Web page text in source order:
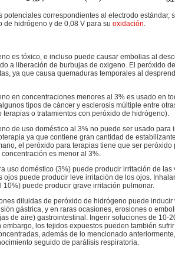
potenciales correspondientes al electrodo estándar,
de hidrógeno y de 0,08 V para su oxidación.
es tóxico, e incluso puede causar embolias al
a liberación de burbujas de oxigeno. El peróxido
ya que causa quemaduras temporales al
en concentraciones menores al 3% es usado en
tipos de cáncer y esclerosis múltiple entre
terapias o tratamientos con peróxido de hidrógeno).
de uso doméstico al 3% no puede ser usado para
ya que contiene gran cantidad de
el peróxido para terapias tiene que ser
es menor al 3%.
uso doméstico (3%) puede producir irritación de
ojos puede producir leve irritación de los ojos.
10%) puede producir grave irritación pulmonar.
diluidas de peróxido de hidrógeno puede inducir
gástrica, y en raras ocasiones, erosiones o
de aire) gastrointestinal. Ingerir soluciones de 10-
embargo, los tejidos expuestos pueden también
además de lo mencionado
seguido de parálisis respiratoria.